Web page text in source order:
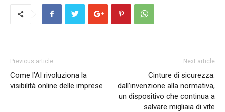
Previous article
Come l’AI rivoluziona la
visibilità online delle imprese
Next article
Cinture di sicurezza:
dall’invenzione alla normativa,
un dispositivo che continua a
salvare migliaia di vite